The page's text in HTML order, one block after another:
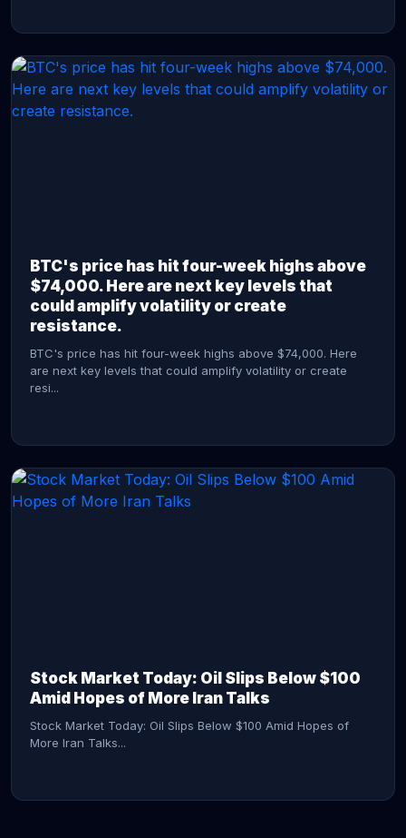
BTC's price has hit four-week highs above
$74,000. Here are next key levels that
could amplify volatility or create
resistance.
BTC's price has hit four-week highs above $74,000. Here
are next key levels that could amplify volatility or create
resi...
Stock Market Today: Oil Slips Below $100
Amid Hopes of More Iran Talks
Stock Market Today: Oil Slips Below $100 Amid Hopes of
More Iran Talks...